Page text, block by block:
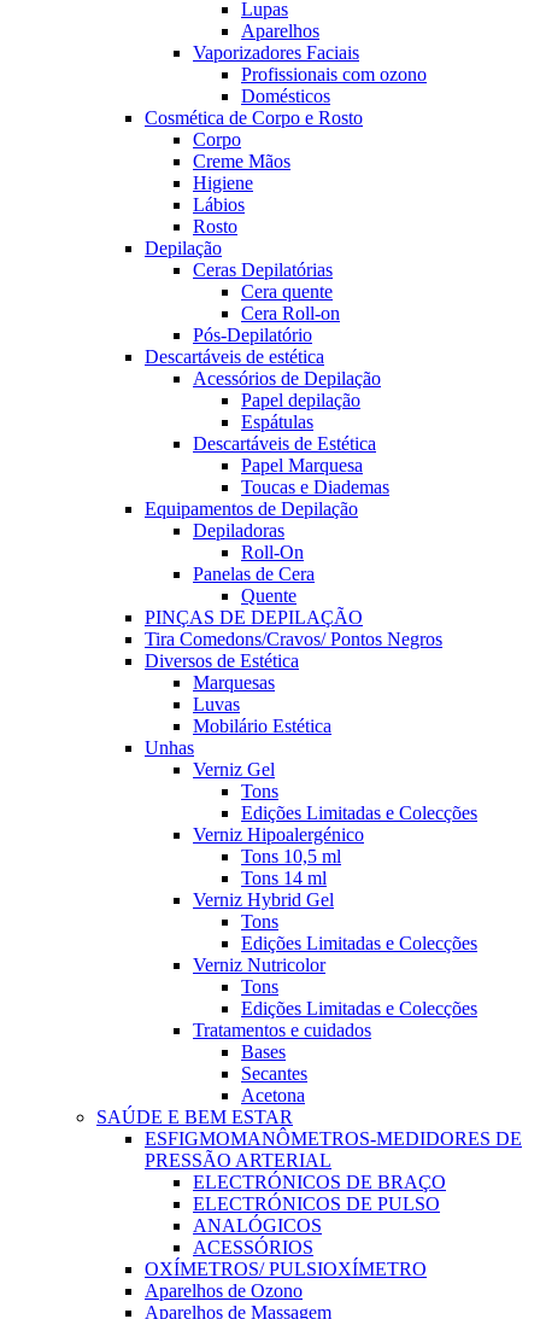
Lupas
Aparelhos
Vaporizadores Faciais
Profissionais com ozono
Domésticos
Cosmética de Corpo e Rosto
Corpo
Creme Mãos
Higiene
Lábios
Rosto
Depilação
Ceras Depilatórias
Cera quente
Cera Roll-on
Pós-Depilatório
Descartáveis de estética
Acessórios de Depilação
Papel depilação
Espátulas
Descartáveis de Estética
Papel Marquesa
Toucas e Diademas
Equipamentos de Depilação
Depiladoras
Roll-On
Panelas de Cera
Quente
PINÇAS DE DEPILAÇÃO
Tira Comedons/Cravos/ Pontos Negros
Diversos de Estética
Marquesas
Luvas
Mobilário Estética
Unhas
Verniz Gel
Tons
Edições Limitadas e Colecções
Verniz Hipoalergénico
Tons 10,5 ml
Tons 14 ml
Verniz Hybrid Gel
Tons
Edições Limitadas e Colecções
Verniz Nutricolor
Tons
Edições Limitadas e Colecções
Tratamentos e cuidados
Bases
Secantes
Acetona
SAÚDE E BEM ESTAR
ESFIGMOMANÔMETROS-MEDIDORES DE
PRESSÃO ARTERIAL
ELECTRÓNICOS DE BRAÇO
ELECTRÓNICOS DE PULSO
ANALÓGICOS
ACESSÓRIOS
OXÍMETROS/ PULSIOXÍMETRO
Aparelhos de Ozono
Aparelhos de Massagem